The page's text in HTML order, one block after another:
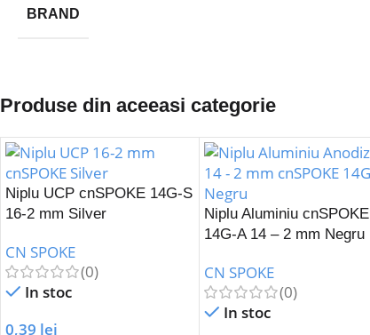
BRAND
Produse din aceeasi categorie
Niplu UCP cnSPOKE 14G-S
16-2 mm Silver
CN SPOKE
(0)
In stoc
0,39 lei
Niplu Aluminiu cnSPOKE
14G-A 14 – 2 mm Negru
CN SPOKE
(0)
In stoc